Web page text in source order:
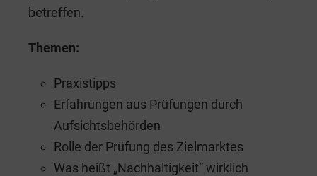
betreffen.
Themen:
Praxistipps
Erfahrungen aus Prüfungen durch
Aufsichtsbehörden
Rolle der Prüfung des Zielmarktes
Was heißt „Nachhaltigkeit“ wirklich